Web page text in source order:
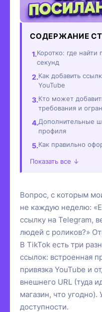
СОДЕРЖАНИЕ
Коротко: где найти
секунд
Как добавить
YouTube
Кто может
требования и
Дополнительные
профиля
Как правильно
Показать все ↓
Вопрос, с которым
не каждую неделю:
ссылку на Telegram,
людей с роликов?»
В TikTok есть три
ссылок: встроенная
привязка YouTube и
внешнего URL (туда
магазин, что
доступности.